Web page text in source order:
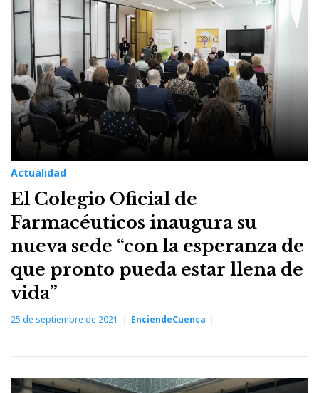
Actualidad
El Colegio Oficial de
Farmacéuticos inaugura su
nueva sede “con la esperanza de
que pronto pueda estar llena de
vida”
25 de septiembre de 2021 EnciendeCuenca